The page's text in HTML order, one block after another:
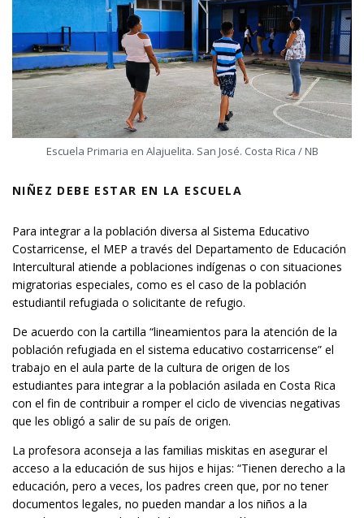
Escuela Primaria en Alajuelita. San José. Costa Rica / NB
NIÑEZ DEBE ESTAR EN LA ESCUELA
Para integrar a la población diversa al Sistema Educativo
Costarricense, el MEP a través del Departamento de Educación
Intercultural atiende a poblaciones indígenas o con situaciones
migratorias especiales, como es el caso de la población
estudiantil refugiada o solicitante de refugio.
De acuerdo con la cartilla “lineamientos para la atención de la
población refugiada en el sistema educativo costarricense” el
trabajo en el aula parte de la cultura de origen de los
estudiantes para integrar a la población asilada en Costa Rica
con el fin de contribuir a romper el ciclo de vivencias negativas
que les obligó a salir de su país de origen.
La profesora aconseja a las familias miskitas en asegurar el
acceso a la educación de sus hijos e hijas: “Tienen derecho a la
educación, pero a veces, los padres creen que, por no tener
documentos legales, no pueden mandar a los niños a la